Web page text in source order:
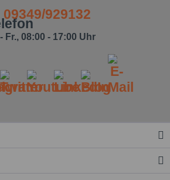
Datenschutzbestimmungzur Kenntnis
09349/929132
Fr., 08:00 - 17:00 Uhr